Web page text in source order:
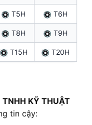
T5H T6H
T8H T9H
T15H T20H
TNHH KỸ THUẬT
tin cậy: